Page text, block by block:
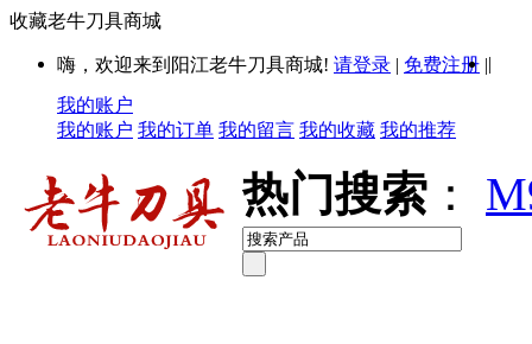
收藏老牛刀具商城
嗨，欢迎来到阳江老牛刀具商城! 请登录 | 免费注册 ||
我的账户
我的账户 我的订单 我的留言 我的收藏 我的推荐
热门搜索 ：